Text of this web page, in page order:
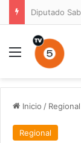
Menú
Inicio / Regional
Regional